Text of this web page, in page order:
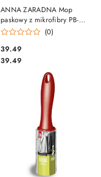
ANNA ZARADNA Mop
paskowy z mikrofibry PB-
5543
(0)
Cena:
39.49
Cena:
39.49
DO KOSZYKA